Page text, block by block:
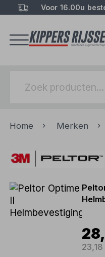
Voor 16.00u
Home Merken